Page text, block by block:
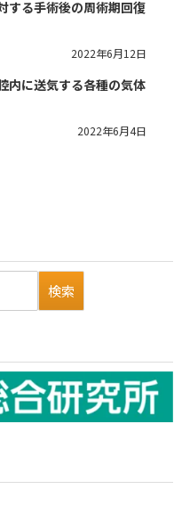
する手術後の周術期回復
2022年6月12日
内に送気する各種の気体
2022年6月4日